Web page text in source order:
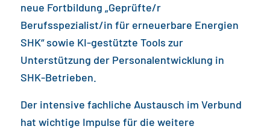
neue Fortbildung „Geprüfte/r
Berufsspezialist/in für erneuerbare Energien
SHK“ sowie KI-gestützte Tools zur
Unterstützung der Personalentwicklung in
SHK-Betrieben.
Der intensive fachliche Austausch im Verbund
hat wichtige Impulse für die weitere